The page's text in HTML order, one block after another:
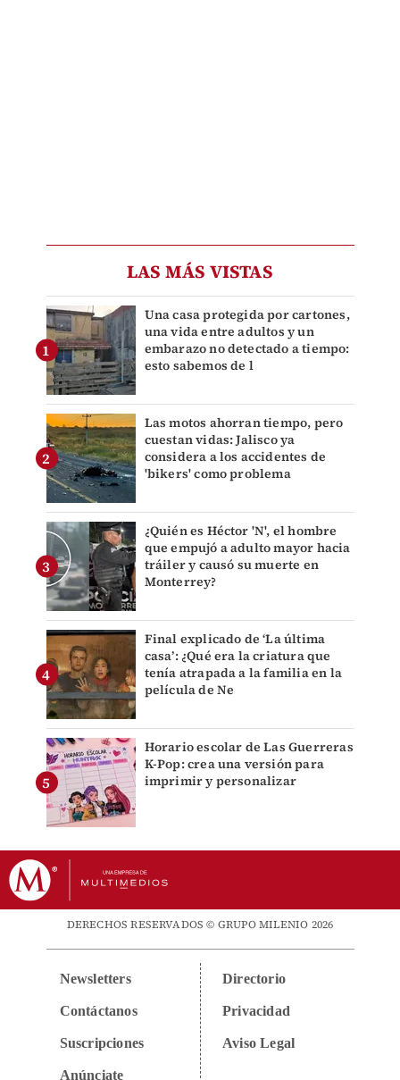
LAS MÁS VISTAS
Una casa protegida por cartones,
una vida entre adultos y un
embarazo no detectado a tiempo:
esto sabemos de l
Las motos ahorran tiempo, pero
cuestan vidas: Jalisco ya
considera a los accidentes de
'bikers' como problema
¿Quién es Héctor 'N', el hombre
que empujó a adulto mayor hacia
tráiler y causó su muerte en
Monterrey?
Final explicado de ‘La última
casa’: ¿Qué era la criatura que
tenía atrapada a la familia en la
película de Ne
Horario escolar de Las Guerreras
K-Pop: crea una versión para
imprimir y personalizar
DERECHOS RESERVADOS © GRUPO MILENIO 2026
Newsletters
Contáctanos
Suscripciones
Anúnciate
Directorio
Privacidad
Aviso Legal